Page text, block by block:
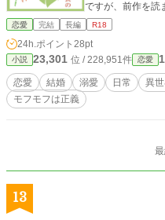
ですが、前作を読
で、お楽しみいた
恋愛 完結 長編 R18
24h.ポイント 28pt
小説 23,301 位 / 228,951件 恋愛
恋愛 結婚 溺愛 日常 異
モフモフは正義
13